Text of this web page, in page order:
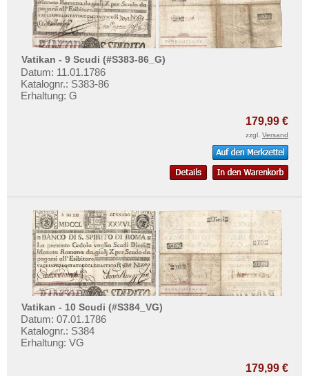
Vatikan - 9 Scudi (#S383-86_G)
Datum: 11.01.1786
Katalognr.: S383-86
Erhaltung: G
179,99 €
zzgl. Versand
Vatikan - 10 Scudi (#S384_VG)
Datum: 07.01.1786
Katalognr.: S384
Erhaltung: VG
179,99 €